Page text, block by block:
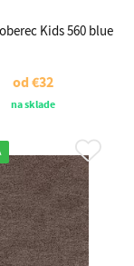
Kids 560 blue
od€32
na sklade